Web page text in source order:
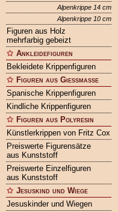
Alpenkrippe 14 cm
Alpenkrippe 10 cm
Figuren aus Holz
mehrfarbig gebeizt
Ankleidefiguren
Bekleidete Krippenfiguren
Figuren aus Gießmasse
Spanische Krippenfiguren
Kindliche Krippenfiguren
Figuren aus Polyresin
Künstlerkrippen von Fritz Cox
Preiswerte Figurensätze
aus Kunststoff
Preiswerte Einzelfiguren
aus Kunststoff
Jesuskind und Wiege
Jesuskinder und Wiegen